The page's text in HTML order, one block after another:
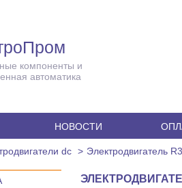
компоненты и
автоматика
НОВОСТИ
dc Электродвигатель